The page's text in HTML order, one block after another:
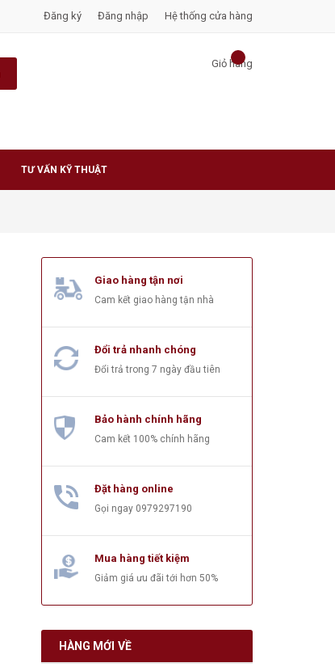
Đăng ký Đăng nhập Hệ thống cửa hàng
Giỏ hàng
TƯ VẤN KỸ THUẬT
Giao hàng tận nơi
Cam kết giao hàng tận nhà
Đổi trả nhanh chóng
Đổi trả trong 7 ngày đầu tiên
Bảo hành chính hãng
Cam kết 100% chính hãng
Đặt hàng online
Gọi ngay 0979297190
Mua hàng tiết kiệm
Giảm giá ưu đãi tới hơn 50%
HÀNG MỚI VỀ